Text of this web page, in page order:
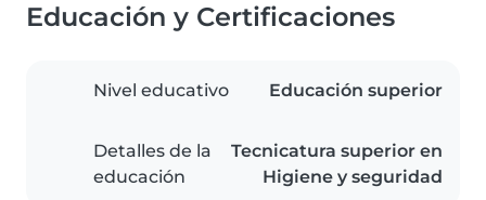
Educación y Certificaciones
Nivel educativo Educación superior
Detalles de la
educación
Tecnicatura superior en
Higiene y seguridad